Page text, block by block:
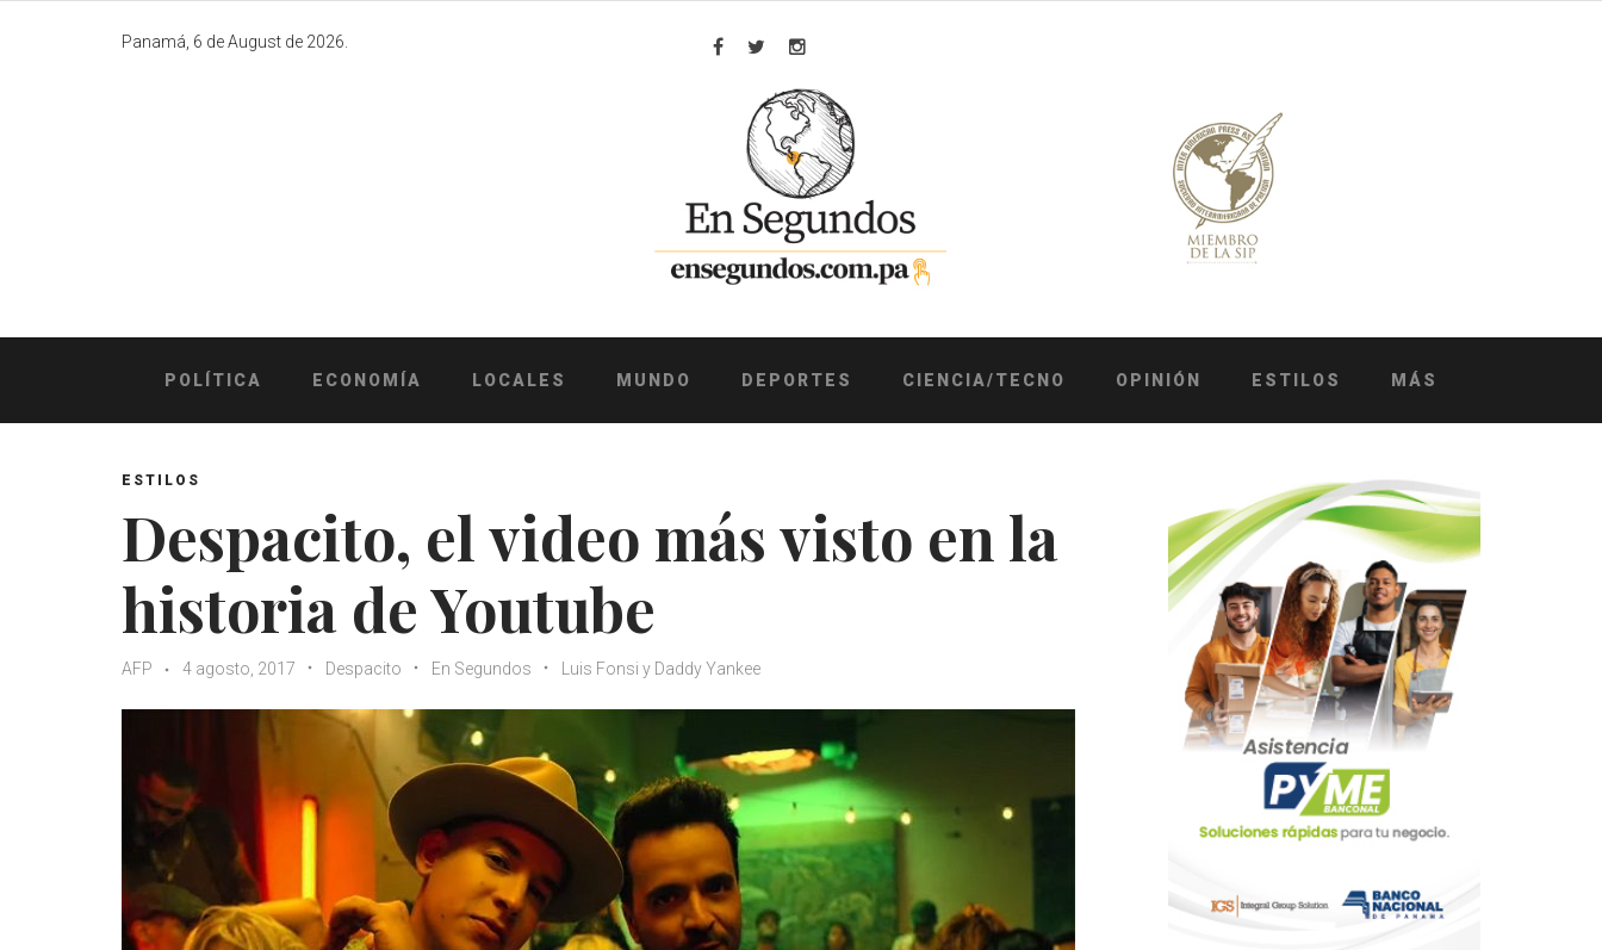
Panamá, 6 de August de 2026.
Facebook
TwitterInstagram
POLÍTICA ECONOMÍA LOCALES MUNDO DEPORTES CIENCIA/TECNO OPINIÓN ESTILOS MÁS
ESTILOS
Despacito, el video más visto en la
historia de Youtube
AFP 4 agosto, 2017 Despacito En Segundos Luis Fonsi y Daddy Yankee